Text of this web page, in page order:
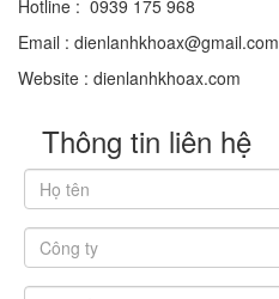
Hotline : 0939 175 968
Email : dienlanhkhoax@gmail.com
Website : dienlanhkhoax.com
Thông tin liên hệ